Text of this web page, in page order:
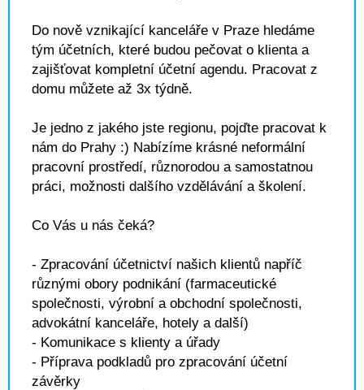
Do nově vznikající kanceláře v Praze hledáme
tým účetních, které budou pečovat o klienta a
zajišťovat kompletní účetní agendu. Pracovat z
domu můžete až 3x týdně.
Je jedno z jakého jste regionu, pojďte pracovat k
nám do Prahy :) Nabízíme krásné neformální
pracovní prostředí, různorodou a samostatnou
práci, možnosti dalšího vzdělávání a školení.
Co Vás u nás čeká?
- Zpracování účetnictví našich klientů napříč
různými obory podnikání (farmaceutické
společnosti, výrobní a obchodní společnosti,
advokátní kanceláře, hotely a další)
- Komunikace s klienty a úřady
- Příprava podkladů pro zpracování účetní
závěrky